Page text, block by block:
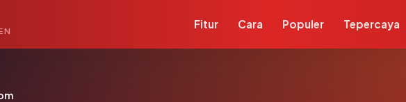
Fitur Cara Populer Tepercaya